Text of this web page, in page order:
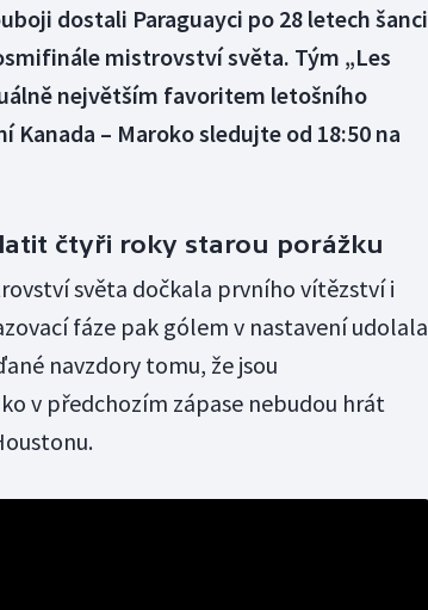
dostali Paraguayci po 28 letech šanci
mistrovství světa. Tým „Les
největším favoritem letošního
– Maroko sledujte od 18:50 na
čtyři roky starou porážku
světa dočkala prvního vítězství i
fáze pak gólem v nastavení udolala
navzdory tomu, že jsou
v předchozím zápase nebudou hrát